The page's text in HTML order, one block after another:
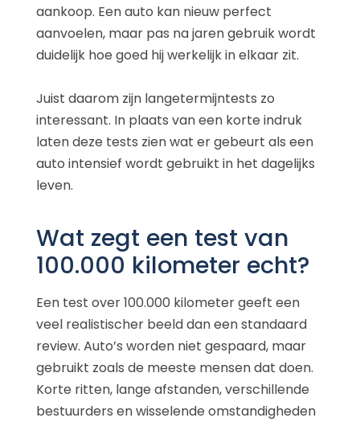
aankoop. Een auto kan nieuw perfect
aanvoelen, maar pas na jaren gebruik wordt
duidelijk hoe goed hij werkelijk in elkaar zit.
Juist daarom zijn langetermijntests zo
interessant. In plaats van een korte indruk
laten deze tests zien wat er gebeurt als een
auto intensief wordt gebruikt in het dagelijks
leven.
Wat zegt een test van
100.000 kilometer echt?
Een test over 100.000 kilometer geeft een
veel realistischer beeld dan een standaard
review. Auto’s worden niet gespaard, maar
gebruikt zoals de meeste mensen dat doen.
Korte ritten, lange afstanden, verschillende
bestuurders en wisselende omstandigheden